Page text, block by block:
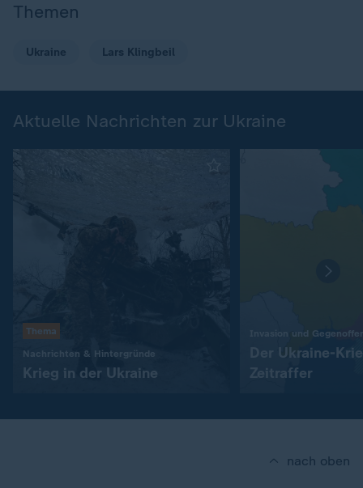
Themen
Ukraine Lars Klingbeil
Aktuelle Nachrichten zur Ukraine
Thema
Nachrichten & Hintergründe
Krieg in der Ukraine
Invasion und
Der Ukraine-
Zeitraffer
nach oben